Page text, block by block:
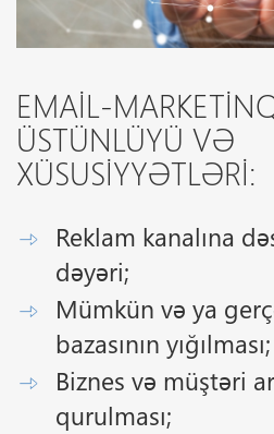
EMAIL-
ÜSTÜNLÜYÜ VƏ
XÜSUSIYYƏTLƏRI:
Reklam kanalına
dəyəri;
Mümkün və ya
bazasının yığılması;
Biznes və müştəri
qurulması;